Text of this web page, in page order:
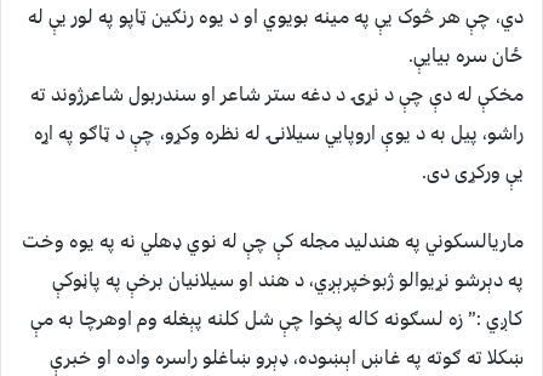
دي، چې هر څوک يې په مينه بويوي او د يوه رنګين ټاپو په لور يې له
ځان سره بيايې.
مخکې له دې چې د نړۍ د دغه ستر شاعر او سندربول شاعرژوند ته
راشو، پيل به د يوې اروپايي سيلانۍ له نظره وکړو، چې د ټاګو په اړه
يې ورکړى دى.
ماريالسکوني په هندليد مجله کې چې له نوي ډهلي نه په يوه وخت
په دېرشو نړيوالو ژبوخپرېږي، د هند او سيلانيان برخې په پاڼوکې
کاږي :” زه لسګونه کاله پخوا چې شل کلنه پېغله وم اوهرچا به مې
ښکلا ته ګوته په غاښ اېښوده، ډېرو ښاغلو راسره واده او خبرې